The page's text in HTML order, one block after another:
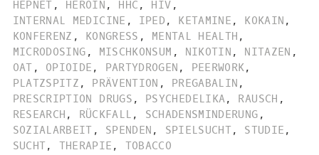
HEPNET , HEROIN , HHC , HIV ,
INTERNAL MEDICINE , IPED , KETAMINE , KOKAIN ,
KONFERENZ , KONGRESS , MENTAL HEALTH ,
MICRODOSING , MISCHKONSUM , NIKOTIN , NITAZEN ,
OAT , OPIOIDE , PARTYDROGEN , PEERWORK,
PLATZSPITZ , PRÄVENTION , PREGABALIN ,
PRESCRIPTION DRUGS , PSYCHEDELIKA, RAUSCH ,
RESEARCH , RÜCKFALL , SCHADENSMINDERUNG ,
SOZIALARBEIT , SPENDEN , SPIELSUCHT, STUDIE ,
SUCHT, THERAPIE , TOBACCO